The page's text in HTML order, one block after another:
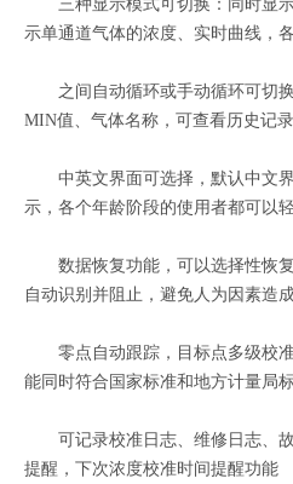
三种显示模式可切换：同时显示
示单通道气体的浓度、实时曲线，
之间自动循环或手动循环可切换
MIN值、气体名称，可查看历史记录
中英文界面可选择，默认中文界
示，各个年龄阶段的使用者都可以
数据恢复功能，可以选择性恢复
自动识别并阻止，避免人为因素造
零点自动跟踪，目标点多级校准
能同时符合国家标准和地方计量局标
可记录校准日志、维修日志、故
提醒，下次浓度校准时间提醒功能